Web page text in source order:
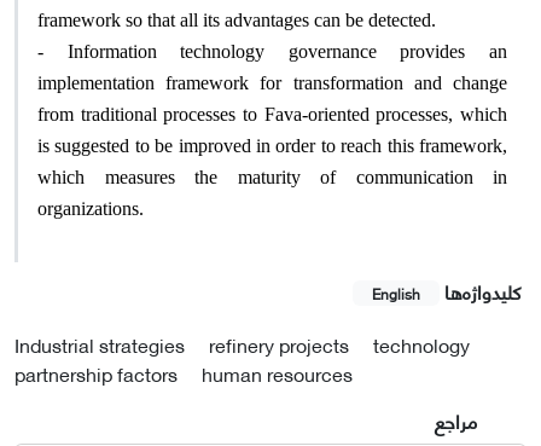
framework so that all its advantages can be detected.
- Information technology governance provides an
implementation framework for transformation and change
from traditional processes to Fava-oriented processes, which
is suggested to be improved in order to reach this framework,
which measures the maturity of communication in
organizations.
کلیدواژه‌ها English
Industrial strategies refinery projects
technology
partnership factors
human resources
مراجع